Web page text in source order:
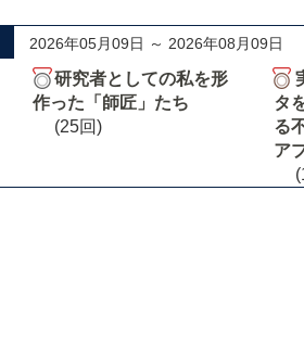
2026年05月09日 ～ 2026年08月09日
研究者としての私を形
作った「師匠」たち
(25回)
タ
る
ア